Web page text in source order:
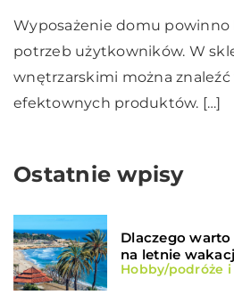
Wyposażenie domu
potrzeb użytkowników. W
wnętrzarskimi można
efektownych produktów. […]
Ostatnie wpisy
Dlaczego
na letnie
Hobby/podróże